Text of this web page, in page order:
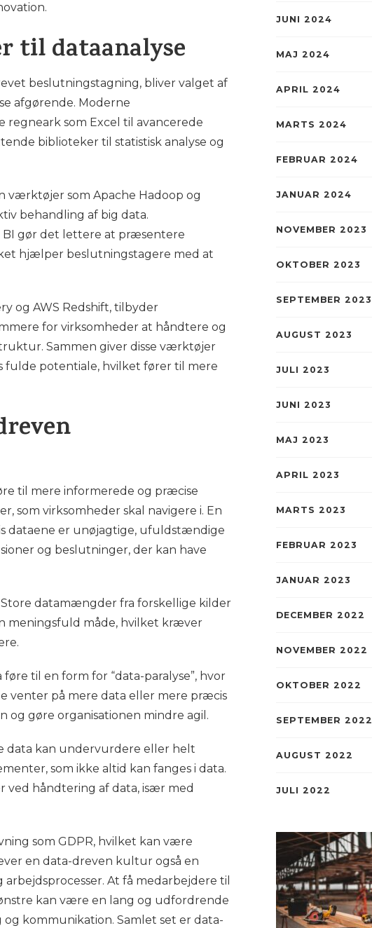
til dataanalyse
beslutningstagning, bliver valget af
afgørende. Moderne
som Excel til avancerede
biblioteker til statistisk analyse og
værktøjer som Apache Hadoop og
behandling af big data.
BI gør det lettere at præsentere
hjælper beslutningstagere med at
og AWS Redshift, tilbyder
for virksomheder at håndtere og
Sammen giver disse værktøjer
potentiale, hvilket fører til mere
til mere informerede og præcise
som virksomheder skal navigere i. En
dataene er unøjagtige, ufuldstændige
og beslutninger, der kan have
datamængder fra forskellige kilder
meningsfuld måde, hvilket kræver
til en form for “data-paralyse”, hvor
venter på mere data eller mere præcis
og gøre organisationen mindre agil.
data kan undervurdere eller helt
som ikke altid kan fanges i data.
ved håndtering af data, især med
som GDPR, hvilket kan være
en data-dreven kultur også en
At få medarbejdere til
kan være en lang og udfordrende
kommunikation. Samlet set er data-
JUNI 2024
MAJ 2024
APRIL 2024
MARTS 2024
FEBRUAR 2024
JANUAR 2024
NOVEMBER 2023
OKTOBER 2023
SEPTEMBER 2023
AUGUST 2023
JULI 2023
JUNI 2023
MAJ 2023
APRIL 2023
MARTS 2023
FEBRUAR 2023
JANUAR 2023
DECEMBER 2022
NOVEMBER 2022
OKTOBER 2022
SEPTEMBER 2022
AUGUST 2022
JULI 2022